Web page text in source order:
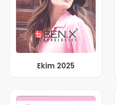
Ekim 2025